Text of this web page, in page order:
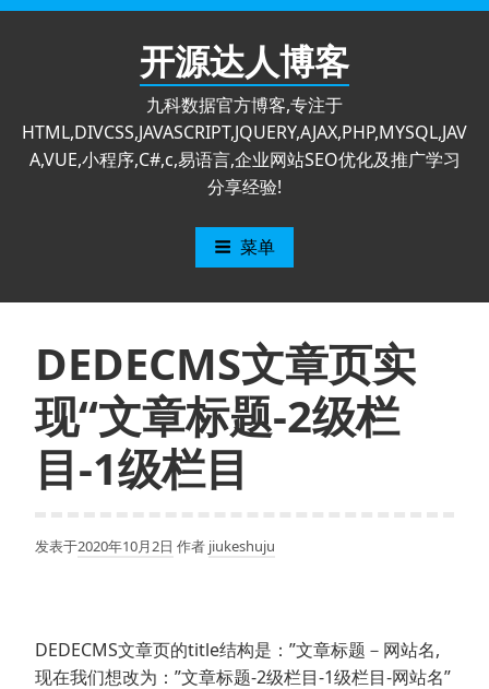
跳
开源达人博客
九科数据官方博客,专注于
HTML,DIVCSS,JAVASCRIPT,JQUERY,AJAX,PHP,MYSQL,JAV
A,VUE,小程序,C#,c,易语言,企业网站SEO优化及推广学习
分享经验!
菜单
DEDECMS文章页实
现“文章标题-2级栏
目-1级栏目
发表于2020年10月2日 作者 jiukeshuju
DEDECMS文章页的title结构是：”文章标题－网站名,
现在我们想改为：”文章标题-2级栏目-1级栏目-网站名”